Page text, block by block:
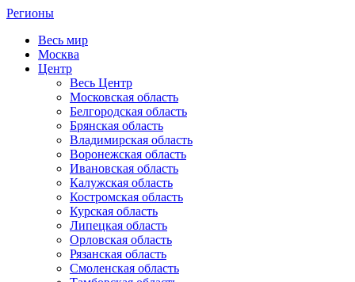
Регионы
Весь мир
Москва
Центр
Весь Центр
Московская область
Белгородская область
Брянская область
Владимирская область
Воронежская область
Ивановская область
Калужская область
Костромская область
Курская область
Липецкая область
Орловская область
Рязанская область
Смоленская область